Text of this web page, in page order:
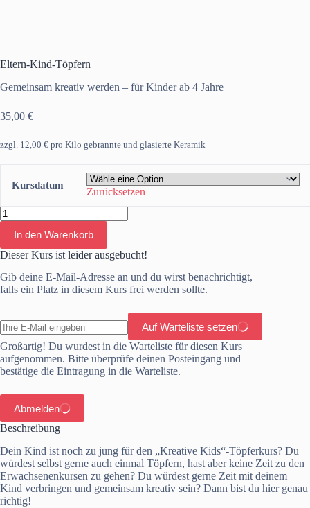
Eltern-Kind-Töpfern
Gemeinsam kreativ werden – für Kinder ab 4 Jahre
35,00 €
zzgl. 12,00 € pro Kilo gebrannte und glasierte Keramik
Kursdatum
Zurücksetzen
Eltern-
Kind-
Töpfern
Menge
In den Warenkorb
Dieser Kurs ist leider ausgebucht!
Gib deine E-Mail-Adresse an und du wirst benachrichtigt,
falls ein Platz in diesem Kurs frei werden sollte.
Auf Warteliste setzen
Großartig! Du wurdest in die Warteliste für diesen Kurs
aufgenommen. Bitte überprüfe deinen Posteingang und
bestätige die Eintragung in die Warteliste.
Abmelden
Beschreibung
Dein Kind ist noch zu jung für den „Kreative Kids“-Töpferkurs? Du
würdest selbst gerne auch einmal Töpfern, hast aber keine Zeit zu den
Erwachsenenkursen zu gehen? Du würdest gerne Zeit mit deinem
Kind verbringen und gemeinsam kreativ sein? Dann bist du hier genau
richtig!